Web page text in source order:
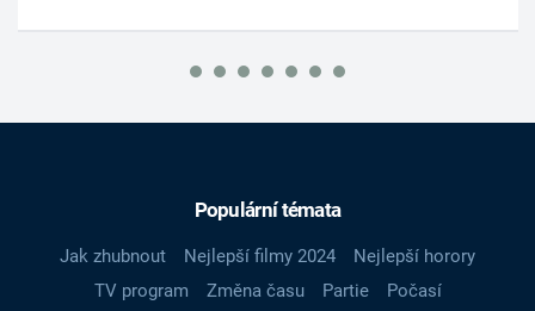
Populární témata
Jak zhubnout Nejlepší filmy 2024
Nejlepší horory
TV program
Změna času Partie
Počasí